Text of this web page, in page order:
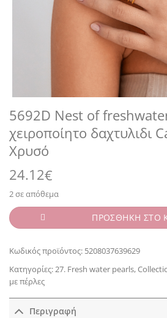
5692D Nest of
χειροποίητο δαχτυλιδι
Χρυσό
24.12€
2 σε απόθεμα
ΠΡΟΣΘΗΚΗ ΣΤΟ
Κωδικός προϊόντος: 5208037639629
Κατηγορίες: 27. Fresh water pearls,
με πέρλες
Περιγραφή